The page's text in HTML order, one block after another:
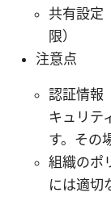
共有設定
限）
注意点
認証情報
キュリテ
す。その
組織のポ
には適切